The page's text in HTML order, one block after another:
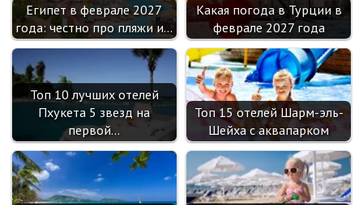
Египет в феврале 2027
года: честно про пляжи и…
Какая погода в Турции в
феврале 2027 года
Топ 10 лучших отелей
Пхукета 5 звезд на
первой…
Топ 15 отелей Шарм-эль-
Шейха с аквапарком